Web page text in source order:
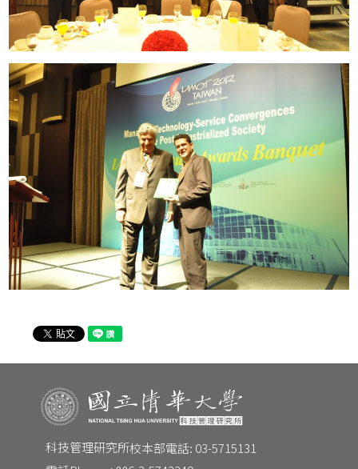
CONTACT
Email：tm@my.nthu.edu.tw
校本部電話： 校本部電話: 03-5715131
科技管理研究所校本部電話: 03-5715131